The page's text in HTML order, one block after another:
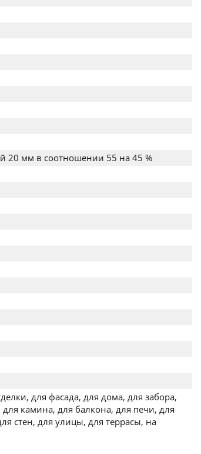
20 мм в соотношении 55 на 45 %
для фасада, для дома, для забора,
камина, для балкона, для печи, для
стен, для улицы, для террасы, на